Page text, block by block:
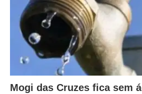
Mogi das Cruzes fica sem